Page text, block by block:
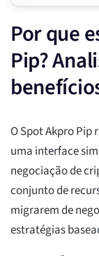
Por que
Pip?
O Spot Akpro
uma interface
negociação de
conjunto de
migrarem de
estratégias